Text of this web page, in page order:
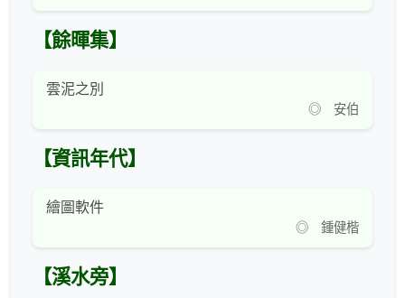
【餘暉集】
雲泥之別
◎ 安伯
【資訊年代】
繪圖軟件
◎ 鍾健楷
【溪水旁】